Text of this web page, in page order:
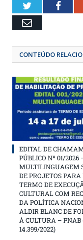
Twitter
Email
CONTEÚDO
EDITAL DE
PÚBLICO Nº 01/2026
MULTILINGUAGEM
DE PROJETOS
TERMO DE
CULTURAL COM
DA POLÍTICA
ALDIR BLANC DE
À CULTURA – PNAB
14.399/2022)